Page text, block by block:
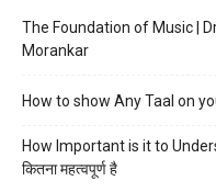
The Foundation of Music |
Morankar
How to show Any Taal on
How Important is it to
कितना महत्वपूर्ण है